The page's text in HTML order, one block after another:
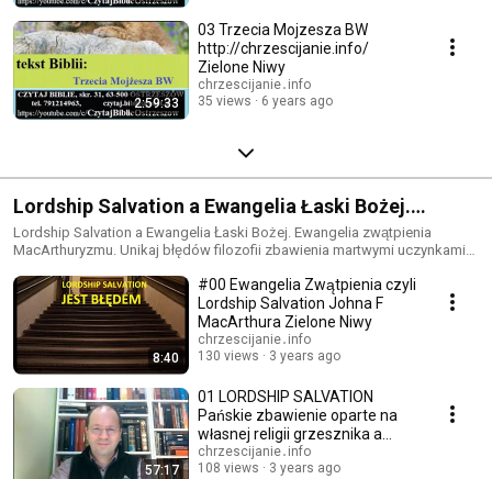
2:59:33
03 Trzecia Mojzesza BW
http://chrzescijanie.info/
Zielone Niwy
chrzescijanie․info
35 views
6 years ago
Lordship Salvation a Ewangelia Łaski Bożej.
Ewangelia zwątpienia MacArthuryzmu. Unikaj
błędów filozofii zbawienia martwymi uczynkami
grzesznika.
Lordship Salvation a Ewangelia Łaski Bożej. Ewangelia zwątpienia
MacArthuryzmu. Unikaj błędów filozofii zbawienia martwymi uczynkami
8:40
#00 Ewangelia Zwątpienia czyli
Lordship Salvation Johna F
MacArthura Zielone Niwy
chrzescijanie․info
130 views
3 years ago
57:17
01 LORDSHIP SALVATION
Pańskie zbawienie oparte na
własnej religii grzesznika a
Boża Ewangelia łaski
chrzescijanie․info
108 views
3 years ago